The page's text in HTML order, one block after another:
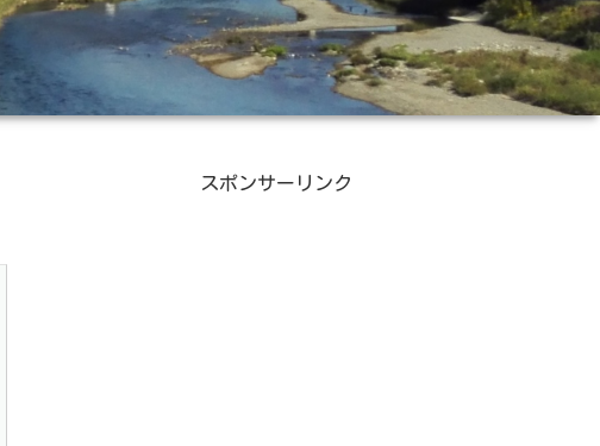
スポンサーリンク